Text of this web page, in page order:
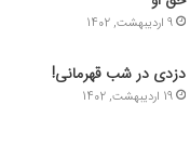
9 اردیبهشت, 1402
دزدی در شب قهرمانی!
19 اردیبهشت, 1402